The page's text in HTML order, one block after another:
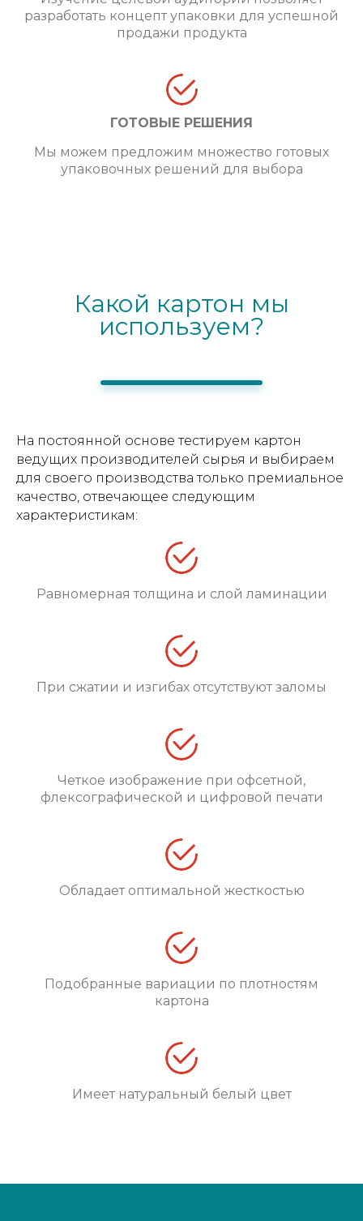
разработать концепт упаковки для успешной
продажи продукта
ГОТОВЫЕ РЕШЕНИЯ
Мы можем предложим множество готовых
упаковочных решений для выбора
Какой картон мы
используем?
На постоянной основе тестируем картон
ведущих производителей сырья и выбираем
для своего производства только премиальное
качество, отвечающее следующим
характеристикам:
Равномерная толщина и слой ламинации
При сжатии и изгибах отсутствуют заломы
Четкое изображение при офсетной,
флексографической и цифровой печати
Обладает оптимальной жесткостью
Подобранные вариации по плотностям
картона
Имеет натуральный белый цвет